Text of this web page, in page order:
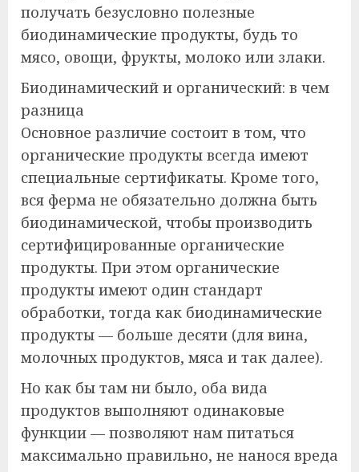
получать безусловно полезные
биодинамические продукты, будь то
мясо, овощи, фрукты, молоко или злаки.
Биодинамический и органический: в чем
разница
Основное различие состоит в том, что
органические продукты всегда имеют
специальные сертификаты. Кроме того,
вся ферма не обязательно должна быть
биодинамической, чтобы производить
сертифицированные органические
продукты. При этом органические
продукты имеют один стандарт
обработки, тогда как биодинамические
продукты — больше десяти (для вина,
молочных продуктов, мяса и так далее).
Но как бы там ни было, оба вида
продуктов выполняют одинаковые
функции — позволяют нам питаться
максимально правильно, не нанося вреда